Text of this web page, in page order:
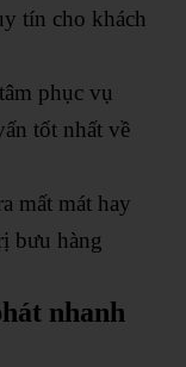
tín cho khách
phục vụ
tốt nhất về
mất mát hay
bưu hàng
nhanh